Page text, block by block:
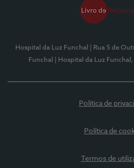
Hospital da Luz Funchal
| Rua 5 de
Funchal
| Hospital da Luz Funchal,
Política de
Política de
Termos de